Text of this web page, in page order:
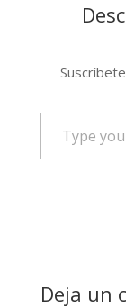
email…
Deja un